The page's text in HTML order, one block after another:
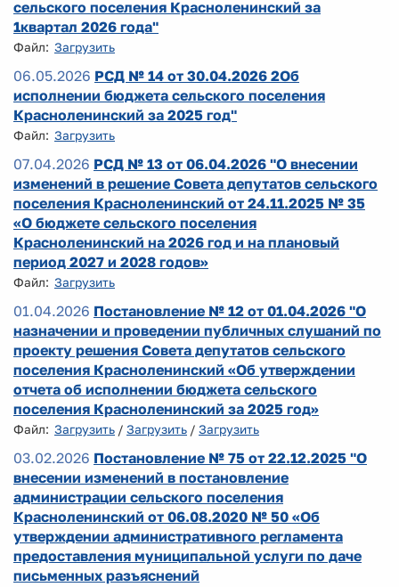
сельского поселения Красноленинский за
1квартал 2026 года"
Файл: Загрузить
06.05.2026 РСД № 14 от 30.04.2026 2Об
исполнении бюджета сельского поселения
Красноленинский за 2025 год"
Файл: Загрузить
07.04.2026 РСД № 13 от 06.04.2026 "О внесении
изменений в решение Совета депутатов сельского
поселения Красноленинский от 24.11.2025 № 35
«О бюджете сельского поселения
Красноленинский на 2026 год и на плановый
период 2027 и 2028 годов»
Файл: Загрузить
01.04.2026 Постановление № 12 от 01.04.2026 "О
назначении и проведении публичных слушаний по
проекту решения Совета депутатов сельского
поселения Красноленинский «Об утверждении
отчета об исполнении бюджета сельского
поселения Красноленинский за 2025 год»
Файл: Загрузить / Загрузить / Загрузить
03.02.2026 Постановление № 75 от 22.12.2025 "О
внесении изменений в постановление
администрации сельского поселения
Красноленинский от 06.08.2020 № 50 «Об
утверждении административного регламента
предоставления муниципальной услуги по даче
письменных разъяснений